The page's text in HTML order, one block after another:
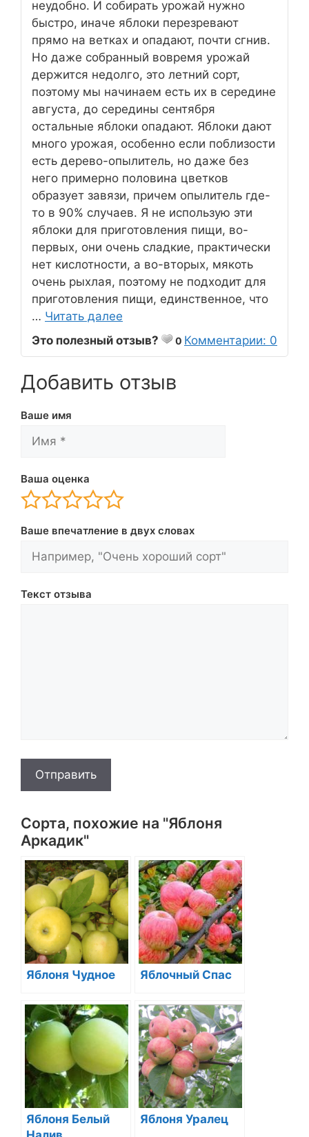
неудобно. И собирать урожай нужно
быстро, иначе яблоки перезревают
прямо на ветках и опадают, почти сгнив.
Но даже собранный вовремя урожай
держится недолго, это летний сорт,
поэтому мы начинаем есть их в середине
августа, до середины сентября
остальные яблоки опадают. Яблоки дают
много урожая, особенно если поблизости
есть дерево-опылитель, но даже без
него примерно половина цветков
образует завязи, причем опылитель где-
то в 90% случаев. Я не использую эти
яблоки для приготовления пищи, во-
первых, они очень сладкие, практически
нет кислотности, а во-вторых, мякоть
очень рыхлая, поэтому не подходит для
приготовления пищи, единственное, что
… Читать далее
Это полезный отзыв?
0 Комментарии: 0
Добавить отзыв
Ваше имя
Ваша оценка
Ваше впечатление в двух словах
Текст отзыва
Отправить
Сорта, похожие на "Яблоня
Аркадик"
Яблоня Чудное Яблочный Спас
Яблоня Белый
Яблоня Уралец